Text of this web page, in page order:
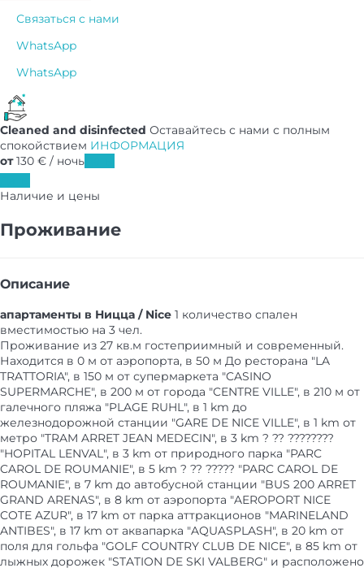
Связаться с нами
WhatsApp
WhatsApp
Cleaned and disinfected Оставайтесь с нами с полным
спокойствием ИНФОРМАЦИЯ
от130 € / ночь
Наличие и цены
Проживание
Описание
апартаменты в Ницца / Nice 1 количество спален
вместимостью на 3 чел.
Проживание из 27 кв.м гостеприимный и современный.
Находится в 0 м от аэропорта, в 50 м До ресторана "LA
TRATTORIA", в 150 м от супермаркета "CASINO
SUPERMARCHE", в 200 м от города "CENTRE VILLE", в 210 м от
галечного пляжа "PLAGE RUHL", в 1 km до
железнодорожной станции "GARE DE NICE VILLE", в 1 km от
метро "TRAM ARRET JEAN MEDECIN", в 3 km ? ?? ????????
"HOPITAL LENVAL", в 3 km от природного парка "PARC
CAROL DE ROUMANIE", в 5 km ? ?? ????? "PARC CAROL DE
ROUMANIE", в 7 km до автобусной станции "BUS 200 ARRET
GRAND ARENAS", в 8 km от аэропорта "AEROPORT NICE
COTE AZUR", в 17 km от парка аттракционов "MARINELAND
ANTIBES", в 17 km от аквапарка "AQUASPLASH", в 20 km от
поля для гольфа "GOLF COUNTRY CLUB DE NICE", в 85 km от
лыжных дорожек "STATION DE SKI VALBERG" и расположено